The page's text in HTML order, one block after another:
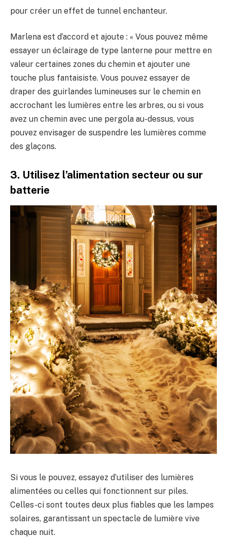
pour créer un effet de tunnel enchanteur.
Marlena est d’accord et ajoute : « Vous pouvez même
essayer un éclairage de type lanterne pour mettre en
valeur certaines zones du chemin et ajouter une
touche plus fantaisiste. Vous pouvez essayer de
draper des guirlandes lumineuses sur le chemin en
accrochant les lumières entre les arbres, ou si vous
avez un chemin avec une pergola au-dessus, vous
pouvez envisager de suspendre les lumières comme
des glaçons.
3. Utilisez l’alimentation secteur ou sur
batterie
Si vous le pouvez, essayez d’utiliser des lumières
alimentées ou celles qui fonctionnent sur piles.
Celles-ci sont toutes deux plus fiables que les lampes
solaires, garantissant un spectacle de lumière vive
chaque nuit.